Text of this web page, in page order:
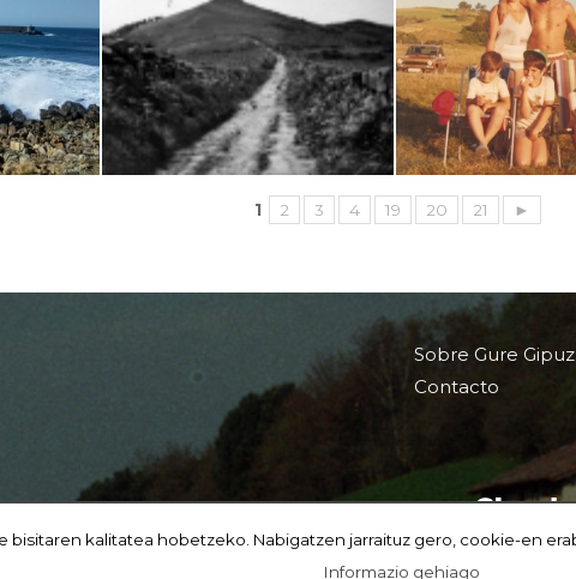
1 2 3 4 19 20 21 ►
Sobre Gure
Contacto
kalitatea hobetzeko. Nabigatzen jarraituz gero, cookie-en
Informazio gehiago